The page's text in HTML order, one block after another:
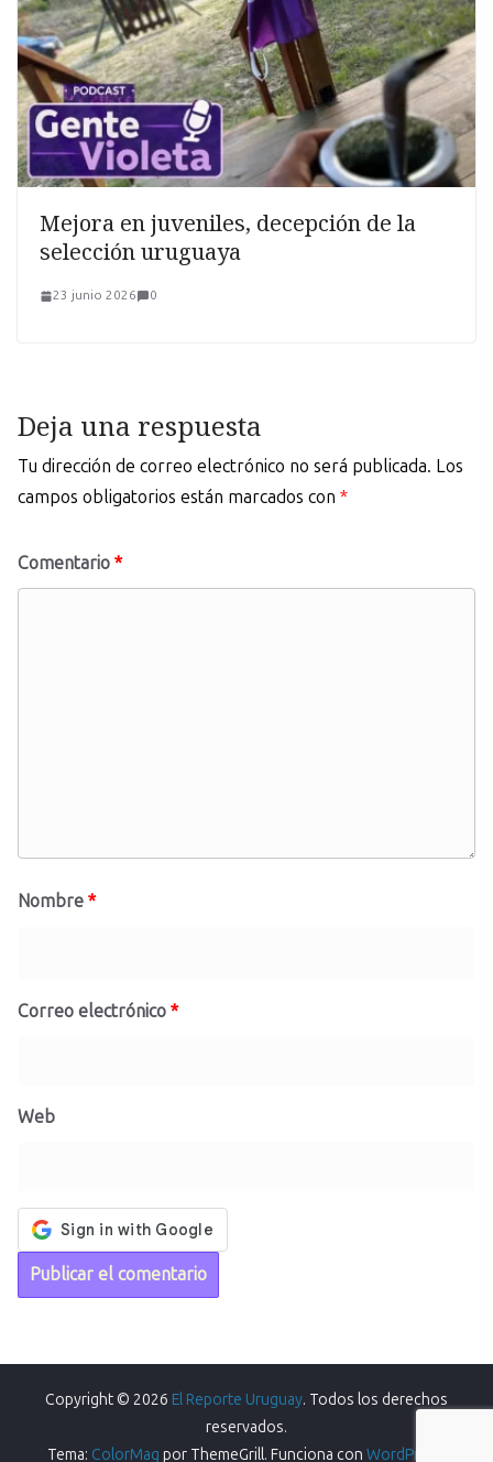
Mejora en juveniles, decepción de la
selección uruguaya
23 junio 2026 0
Deja una respuesta
Tu dirección de correo electrónico no será publicada. Los
campos obligatorios están marcados con *
Comentario *
Nombre *
Correo electrónico *
Web
Copyright © 2026 El Reporte Uruguay. Todos los derechos
reservados.
Tema: ColorMag por ThemeGrill. Funciona con WordPress